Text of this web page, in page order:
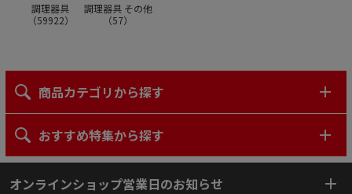
調理器具
（59922）
調理器具 その他
（57）
商品カテゴリから探す
おすすめ特集から探す
オンラインショップ営業日のお知らせ